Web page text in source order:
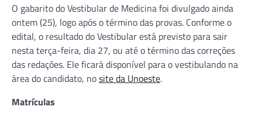
O gabarito do Vestibular de Medicina foi divulgado ainda
ontem (25), logo após o término das provas. Conforme o
edital, o resultado do Vestibular está previsto para sair
nesta terça-feira, dia 27, ou até o término das correções
das redações. Ele ficará disponível para o vestibulando na
área do candidato, nosite da Unoeste.
Matrículas